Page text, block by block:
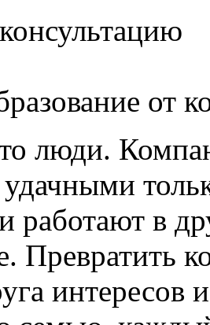
от
люди.
работают в
Превратить
интересов